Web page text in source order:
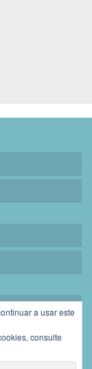
a usar este
consulte